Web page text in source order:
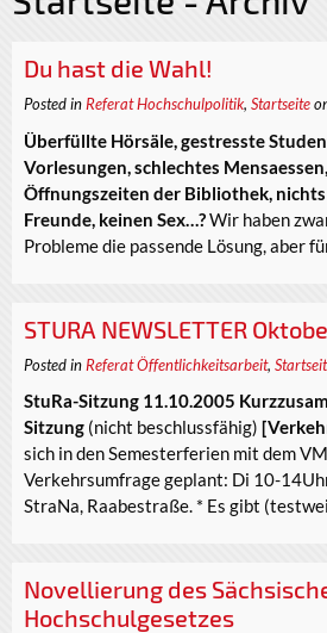
Du hast die Wahl!
Posted inReferat Hochschulpolitik, Startseite
Überfüllte Hörsäle, gestresste
Vorlesungen, schlechtes
Öffnungszeiten der Bibliothek,
Freunde, keinen Sex…?Wir haben
Probleme die passende Lösung, aber
STURA NEWSLETTER
Posted in Referat Öffentlichkeitsarbeit,
StuRa-Sitzung 11.10.2005
Sitzung (nicht beschlussfähig)
sich in den Semesterferien mit dem
Verkehrsumfrage geplant: Di 10-
StraNa, Raabestraße. * Es gibt
Novellierung des
Hochschulgesetzes